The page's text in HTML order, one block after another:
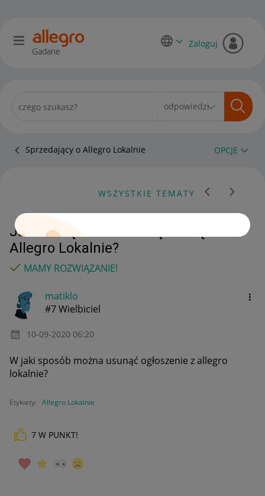
Gadane
Zaloguj
Sprzedający o Allegro Lokalnie OPCJE
Jak usunąć zakończoną ofertę na
Allegro Lokalnie?
MAMY ROZWIĄZANIE!
matiklo
#7 Wielbiciel
‎10-09-2020 06:20
W jaki sposób można usunąć ogłoszenie z allegro
lokalnie?
Etykiety: Allegro Lokalnie
7 W PUNKT!
WSZYSTKIE TEMATY